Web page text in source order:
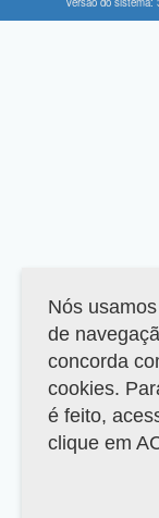
Nós
de
concorda
cookies.
é feito,
clique em